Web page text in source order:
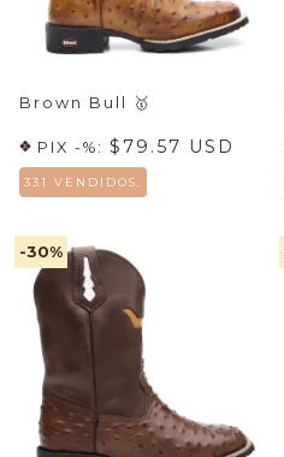
Brown Bull 🥇
PIX -%: $79.57 USD
331 VENDIDOS.
-30%